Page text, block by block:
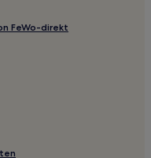
FeWo-direkt